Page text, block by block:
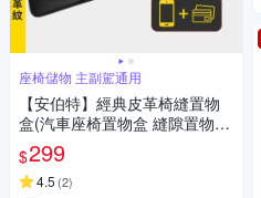
座椅儲物 主副駕通用
【安伯特】經典皮革椅縫置物
盒(汽車座椅置物盒 縫隙置物盒
車用收納盒)-快
$299
4.5 (2)